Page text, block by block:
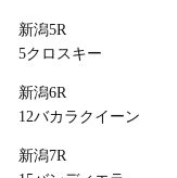
新潟5R
5クロスキー
新潟6R
12バカラクイーン
新潟7R